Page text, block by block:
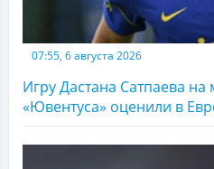
07:55, 6 августа 2026
Игру Дастана Сатпаева
«Ювентуса» оценили в